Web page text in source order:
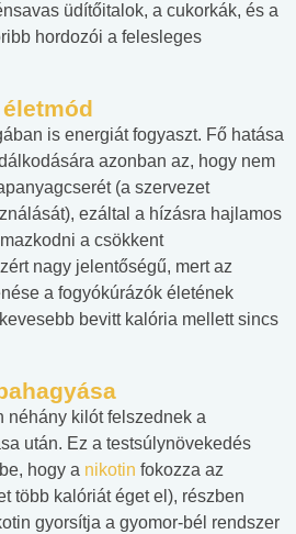
üdítőitalok, a cukorkák, és a
hordozói a felesleges
is energiát fogyaszt. Fő hatása
azonban az, hogy nem
(a szervezet
ezáltal a hízásra hajlamos
a csökkent
nagy jelentőségű, mert az
a fogyókúrázók életének
bevitt kalória mellett sincs
néhány kilót felszednek a
után. Ez a testsúlynövekedés
hogy a nikotin fokozza az
több kalóriát éget el), részben
gyorsítja a gyomor-bél rendszer